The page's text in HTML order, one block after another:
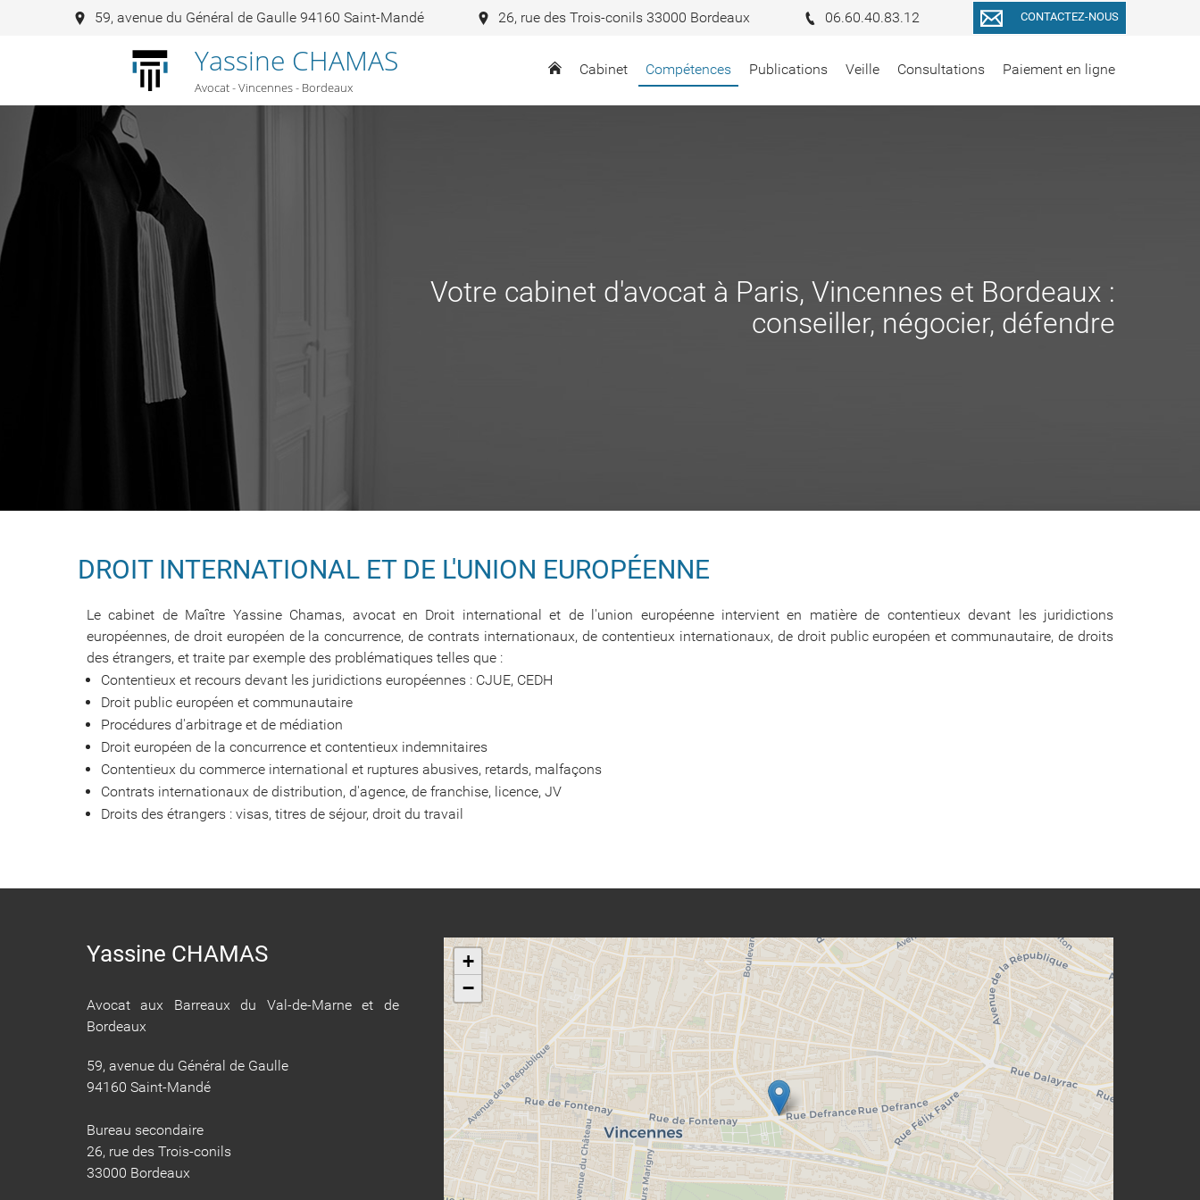
Yassine CHAMAS
Avocat - Vincennes - Bordeaux
Cabinet Compétences Publications Veille Consultations Paiement en ligne
59, avenue du Général de Gaulle 94160 Saint-Mandé 26, rue des Trois-conils 33000 Bordeaux 06.60.40.83.12 CONTACTEZ-NOUS
Votre cabinet d'avocat à Paris, Vincennes et Bordeaux :
conseiller, négocier, défendre
DROIT INTERNATIONAL ET DE L'UNION EUROPÉENNE
Le cabinet de Maître Yassine Chamas, avocat en Droit international et de l'union européenne intervient en matière de contentieux devant les juridictions
européennes, de droit européen de la concurrence, de contrats internationaux, de contentieux internationaux, de droit public européen et communautaire, de droits
des étrangers, et traite par exemple des problématiques telles que :
Contentieux et recours devant les juridictions européennes : CJUE, CEDH
Droit public européen et communautaire
Procédures d'arbitrage et de médiation
Droit européen de la concurrence et contentieux indemnitaires
Contentieux du commerce international et ruptures abusives, retards, malfaçons
Contrats internationaux de distribution, d'agence, de franchise, licence, JV
Droits des étrangers : visas, titres de séjour, droit du travail
Yassine CHAMAS
Avocat aux Barreaux du Val-de-Marne et de
Bordeaux
59, avenue du Général de Gaulle
94160 Saint-Mandé
Bureau secondaire
26, rue des Trois-conils
33000 Bordeaux
+
−